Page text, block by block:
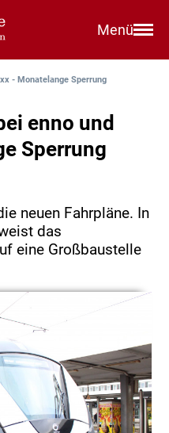
Menü
- Monatelange Sperrung
enno und
Sperrung
neuen Fahrpläne. In
das
eine Großbaustelle